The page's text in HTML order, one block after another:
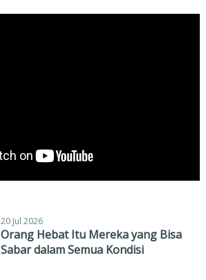
20 Jul 2026
Orang Hebat Itu Mereka yang Bisa
Sabar dalam Semua Kondisi